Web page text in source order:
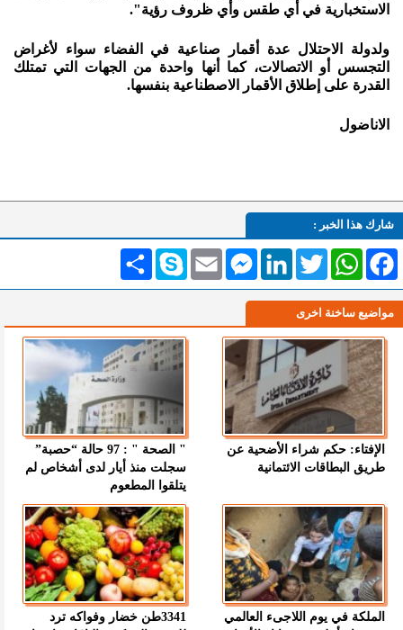
الاستخبارية في أي طقس وأي ظروف رؤية".
ولدولة الاحتلال عدة أقمار صناعية في الفضاء سواء لأغراض
التجسس أو الاتصالات، كما أنها واحدة من الجهات التي تمتلك
القدرة على إطلاق الأقمار الاصطناعية بنفسها.
الاناضول
شارك هذا الخبر :
انشر Skype Email
MessengerLinkedInTwitterWhatsAppFacebook
مواضيع ساخنة اخرى
الإفتاء: حكم شراء الأضحية عن
طريق البطاقات الائتمانية
" الصحة " : 97 حالة “حصبة”
سجلت منذ أيار لدى أشخاص لم
يتلقوا المطعوم
الملكة في يوم اللاجىء العالمي
3341طن خضار وفواكه ترد